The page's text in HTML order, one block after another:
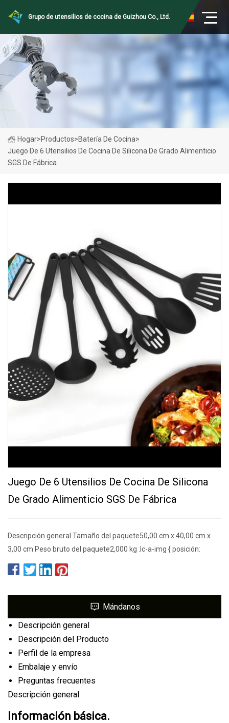
Grupo de utensilios de cocina de Guizhou Co., Ltd.
Hogar>Productos>Batería De Cocina>
Juego De 6 Utensilios De Cocina De Silicona De Grado Alimenticio
SGS De Fábrica
Juego De 6 Utensilios De Cocina De Silicona
De Grado Alimenticio SGS De Fábrica
Descripción general Tamaño del paquete50,00 cm x 40,00 cm x
3,00 cm Peso bruto del paquete2,000 kg .lc-a-img { posición:
Mándanos
Descripción general
Descripción del Producto
Perfil de la empresa
Embalaje y envío
Preguntas frecuentes
Descripción general
Información básica.